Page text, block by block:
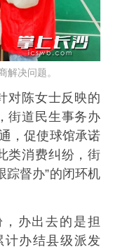
解决问题。
对陈女士反映的
街道民生事务办
，促使球馆承诺
类消费纠纷，街
踪督办”的闭环机
办出去的是担
计办结县级派发